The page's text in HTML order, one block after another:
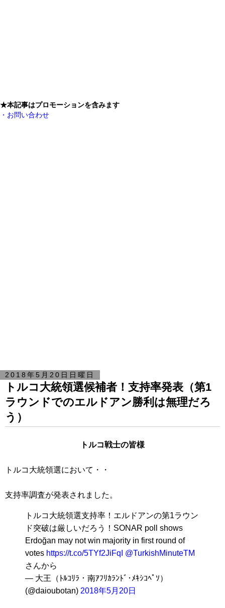
★本記事はプロモーションを含みます
・お問い合わせ
2018年5月20日日曜日
トルコ大統領選候補者！支持率発表（第1
ラウンドでのエルドアン勝利は無理だろ
う）
トルコ戦士の皆様
トルコ大統領選において・・
支持率調査が発表されました。
トルコ大統領選支持率！エルドアンの第1ラウン
ド突破は厳しいだろう！SONAR poll shows
Erdoğan may not win majority in first round of
votes https://t.co/5TYf2JiFqI @TurkishMinuteTM
さんから
— 大王（ﾄﾙｺﾘﾗ・南ｱﾌﾘｶﾗﾝﾄﾞ･ﾒｷｼｺﾍﾟｿ）
(@daioubotan) 2018年5月20日